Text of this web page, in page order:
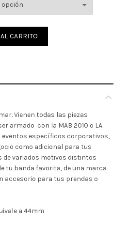
ARMAR DE 44MM CON PRENDEDOR (1
CARRITO
Vienen todas las piezas
armado con la MAB 2010 o LA
eventos específicos corporativos,
como adicional para tus
de variados motivos distintos
tu banda favorita, de una marca
accesorio para tus prendas o
a 44mm